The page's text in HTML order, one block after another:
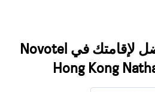
اعثر على نتائج أفضل لإقامتك في Novotel
Hong Kong